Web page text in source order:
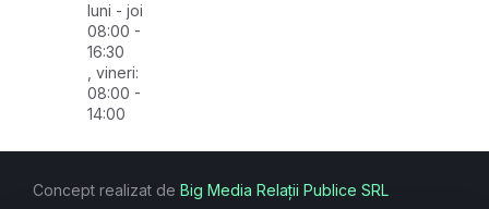
luni - joi
08:00 -
16:30
, vineri:
08:00 -
14:00
Concept realizat de Big Media Relații Publice SRL